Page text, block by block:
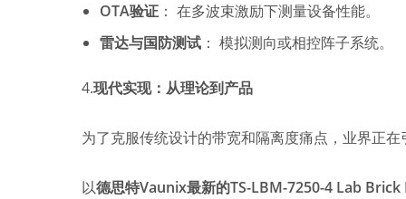
OTA验证 ： 在多波束激励下测量设备性能。
雷达与国防测试 ： 模拟测向或相控阵子系统。
4.现代实现：从理论到产品
为了克服传统设计的带宽和隔离度痛点，业界正
以德思特Vaunix最新的TS-LBM-7250-4 Lab